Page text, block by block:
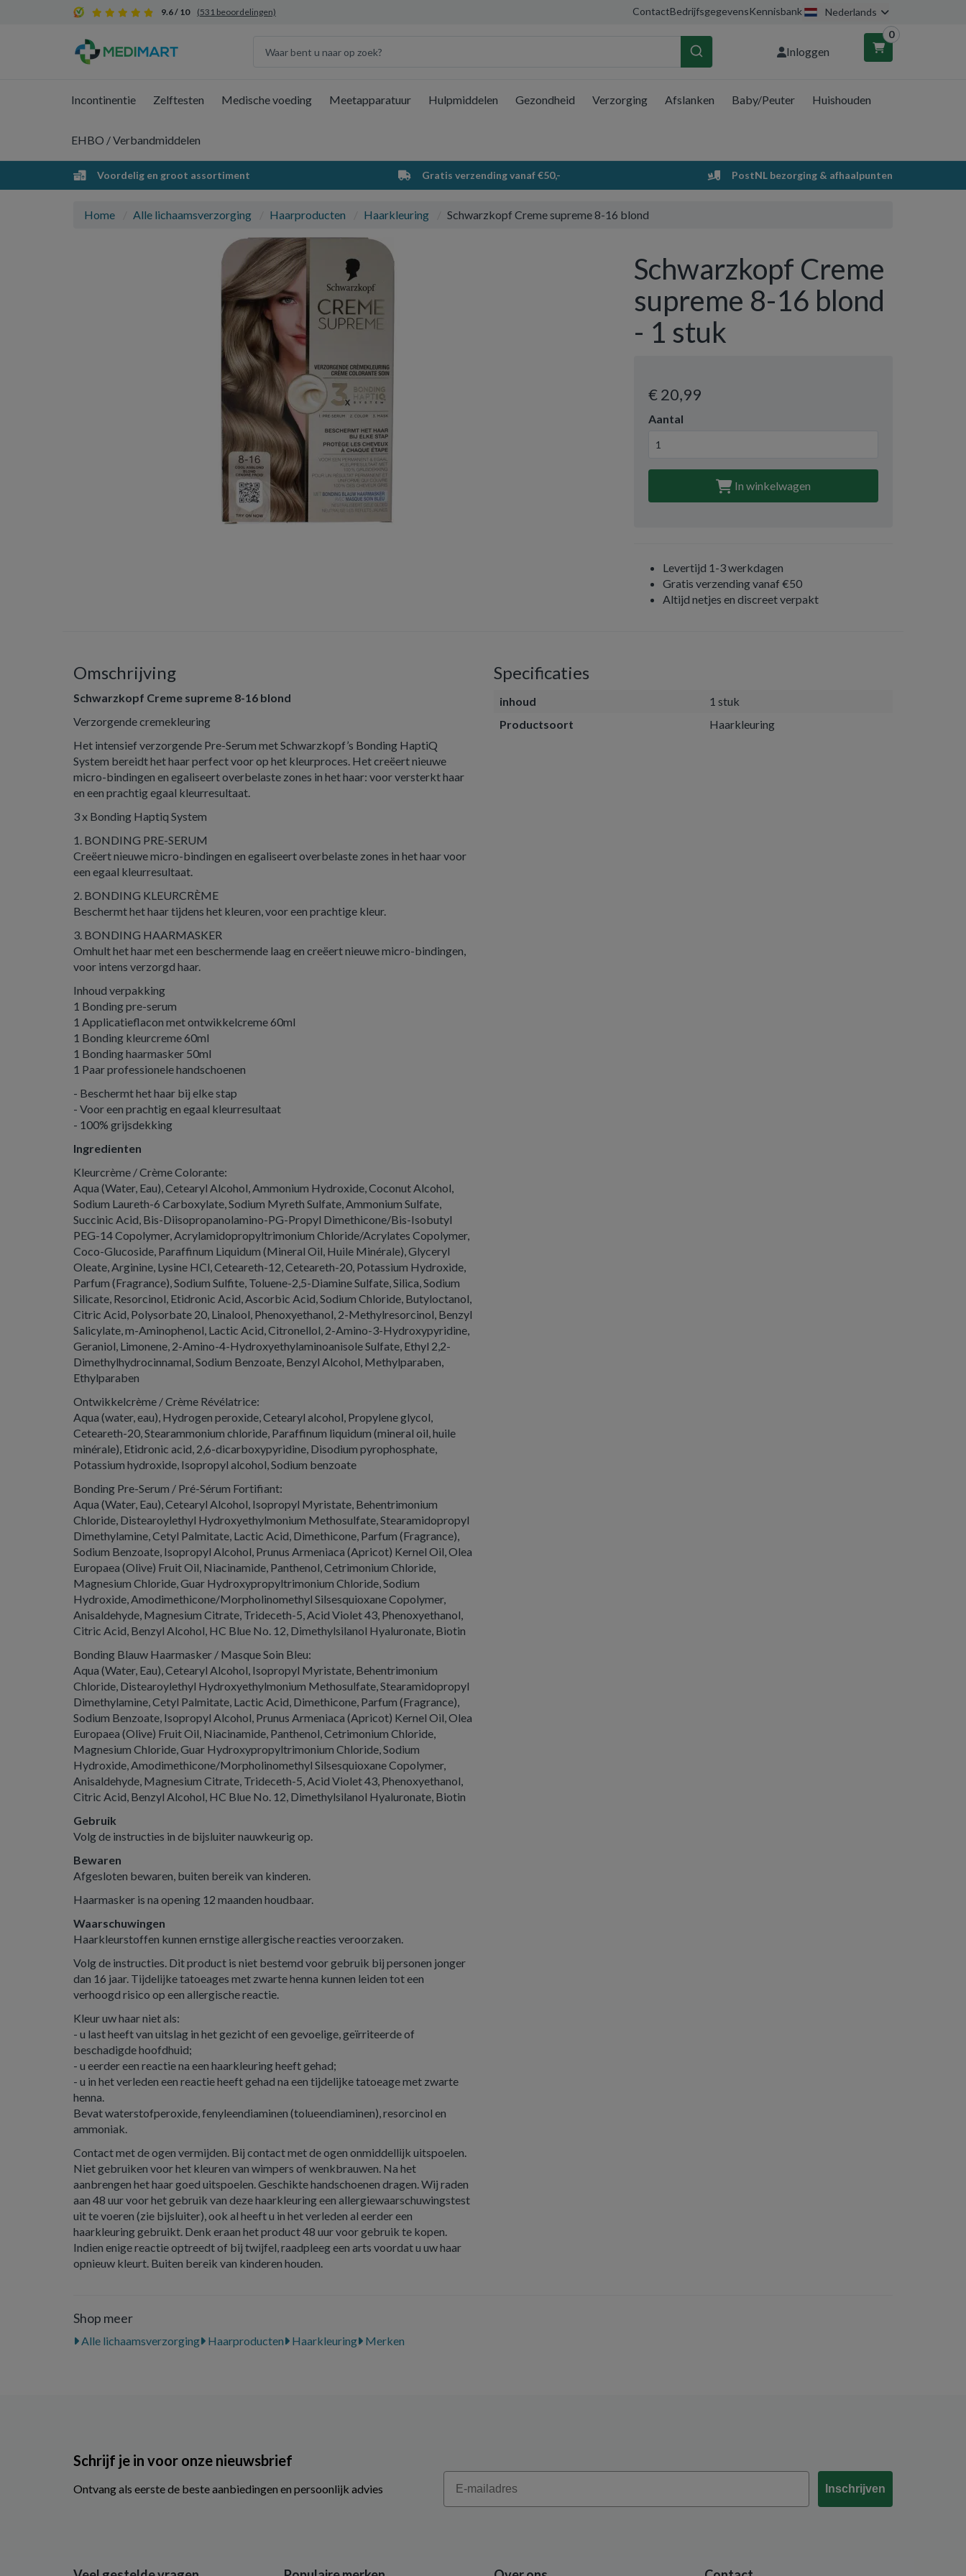
9.6 / 10 (531 beoordelingen) ContactBedrijfsgegevensKennisbank Nederlands
Inloggen
0
Winkelwagen
Uw winkelwagen is leeg.
Vul hem met producten.
Incontinentie Zelftesten Medische voeding Meetapparatuur Hulpmiddelen Gezondheid Verzorging Afslanken Baby/Peuter Huishouden
EHBO / Verbandmiddelen
Voordelig en groot assortiment Gratis verzending vanaf €50,- PostNL bezorging & afhaalpunten
Home Alle lichaamsverzorging Haarproducten Haarkleuring Schwarzkopf Creme supreme 8-16 blond
Schwarzkopf Creme
supreme 8-16 blond
- 1 stuk
€ 20,99
Aantal
In winkelwagen
Levertijd 1-3 werkdagen
Gratis verzending vanaf €50
Altijd netjes en discreet verpakt
Omschrijving
Schwarzkopf Creme supreme 8-16 blond
Verzorgende cremekleuring
Het intensief verzorgende Pre-Serum met Schwarzkopf’s Bonding HaptiQ
System bereidt het haar perfect voor op het kleurproces. Het creëert nieuwe
micro-bindingen en egaliseert overbelaste zones in het haar: voor versterkt haar
en een prachtig egaal kleurresultaat.
3 x Bonding Haptiq System
1. BONDING PRE-SERUM
Creëert nieuwe micro-bindingen en egaliseert overbelaste zones in het haar voor
een egaal kleurresultaat.
2. BONDING KLEURCRÈME
Beschermt het haar tijdens het kleuren, voor een prachtige kleur.
3. BONDING HAARMASKER
Omhult het haar met een beschermende laag en creëert nieuwe micro-bindingen,
voor intens verzorgd haar.
Inhoud verpakking
1 Bonding pre-serum
1 Applicatieflacon met ontwikkelcreme 60ml
1 Bonding kleurcreme 60ml
1 Bonding haarmasker 50ml
1 Paar professionele handschoenen
- Beschermt het haar bij elke stap
- Voor een prachtig en egaal kleurresultaat
- 100% grijsdekking
Ingredienten
Kleurcrème / Crème Colorante:
Aqua (Water, Eau), Cetearyl Alcohol, Ammonium Hydroxide, Coconut Alcohol,
Sodium Laureth-6 Carboxylate, Sodium Myreth Sulfate, Ammonium Sulfate,
Succinic Acid, Bis-Diisopropanolamino-PG-Propyl Dimethicone/Bis-Isobutyl
PEG-14 Copolymer, Acrylamidopropyltrimonium Chloride/Acrylates Copolymer,
Coco-Glucoside, Paraffinum Liquidum (Mineral Oil, Huile Minérale), Glyceryl
Oleate, Arginine, Lysine HCl, Ceteareth-12, Ceteareth-20, Potassium Hydroxide,
Parfum (Fragrance), Sodium Sulfite, Toluene-2,5-Diamine Sulfate, Silica, Sodium
Silicate, Resorcinol, Etidronic Acid, Ascorbic Acid, Sodium Chloride, Butyloctanol,
Citric Acid, Polysorbate 20, Linalool, Phenoxyethanol, 2-Methylresorcinol, Benzyl
Salicylate, m-Aminophenol, Lactic Acid, Citronellol, 2-Amino-3-Hydroxypyridine,
Geraniol, Limonene, 2-Amino-4-Hydroxyethylaminoanisole Sulfate, Ethyl 2,2-
Dimethylhydrocinnamal, Sodium Benzoate, Benzyl Alcohol, Methylparaben,
Ethylparaben
Ontwikkelcrème / Crème Révélatrice:
Aqua (water, eau), Hydrogen peroxide, Cetearyl alcohol, Propylene glycol,
Ceteareth-20, Stearammonium chloride, Paraffinum liquidum (mineral oil, huile
minérale), Etidronic acid, 2,6-dicarboxypyridine, Disodium pyrophosphate,
Potassium hydroxide, Isopropyl alcohol, Sodium benzoate
Bonding Pre-Serum / Pré-Sérum Fortifiant:
Aqua (Water, Eau), Cetearyl Alcohol, Isopropyl Myristate, Behentrimonium
Chloride, Distearoylethyl Hydroxyethylmonium Methosulfate, Stearamidopropyl
Dimethylamine, Cetyl Palmitate, Lactic Acid, Dimethicone, Parfum (Fragrance),
Sodium Benzoate, Isopropyl Alcohol, Prunus Armeniaca (Apricot) Kernel Oil, Olea
Europaea (Olive) Fruit Oil, Niacinamide, Panthenol, Cetrimonium Chloride,
Magnesium Chloride, Guar Hydroxypropyltrimonium Chloride, Sodium
Hydroxide, Amodimethicone/Morpholinomethyl Silsesquioxane Copolymer,
Anisaldehyde, Magnesium Citrate, Trideceth-5, Acid Violet 43, Phenoxyethanol,
Citric Acid, Benzyl Alcohol, HC Blue No. 12, Dimethylsilanol Hyaluronate, Biotin
Bonding Blauw Haarmasker / Masque Soin Bleu:
Aqua (Water, Eau), Cetearyl Alcohol, Isopropyl Myristate, Behentrimonium
Chloride, Distearoylethyl Hydroxyethylmonium Methosulfate, Stearamidopropyl
Dimethylamine, Cetyl Palmitate, Lactic Acid, Dimethicone, Parfum (Fragrance),
Sodium Benzoate, Isopropyl Alcohol, Prunus Armeniaca (Apricot) Kernel Oil, Olea
Europaea (Olive) Fruit Oil, Niacinamide, Panthenol, Cetrimonium Chloride,
Magnesium Chloride, Guar Hydroxypropyltrimonium Chloride, Sodium
Hydroxide, Amodimethicone/Morpholinomethyl Silsesquioxane Copolymer,
Anisaldehyde, Magnesium Citrate, Trideceth-5, Acid Violet 43, Phenoxyethanol,
Citric Acid, Benzyl Alcohol, HC Blue No. 12, Dimethylsilanol Hyaluronate, Biotin
Gebruik
Volg de instructies in de bijsluiter nauwkeurig op.
Bewaren
Afgesloten bewaren, buiten bereik van kinderen.
Haarmasker is na opening 12 maanden houdbaar.
Waarschuwingen
Haarkleurstoffen kunnen ernstige allergische reacties veroorzaken.
Volg de instructies. Dit product is niet bestemd voor gebruik bij personen jonger
dan 16 jaar. Tijdelijke tatoeages met zwarte henna kunnen leiden tot een
verhoogd risico op een allergische reactie.
Kleur uw haar niet als:
- u last heeft van uitslag in het gezicht of een gevoelige, geïrriteerde of
beschadigde hoofdhuid;
- u eerder een reactie na een haarkleuring heeft gehad;
- u in het verleden een reactie heeft gehad na een tijdelijke tatoeage met zwarte
henna.
Bevat waterstofperoxide, fenyleendiaminen (tolueendiaminen), resorcinol en
ammoniak.
Contact met de ogen vermijden. Bij contact met de ogen onmiddellijk uitspoelen.
Niet gebruiken voor het kleuren van wimpers of wenkbrauwen. Na het
aanbrengen het haar goed uitspoelen. Geschikte handschoenen dragen. Wij raden
aan 48 uur voor het gebruik van deze haarkleuring een allergiewaarschuwingstest
uit te voeren (zie bijsluiter), ook al heeft u in het verleden al eerder een
haarkleuring gebruikt. Denk eraan het product 48 uur voor gebruik te kopen.
Indien enige reactie optreedt of bij twijfel, raadpleeg een arts voordat u uw haar
opnieuw kleurt. Buiten bereik van kinderen houden.
Specificaties
inhoud
1 stuk
Productsoort
Haarkleuring
Shop meer
Alle lichaamsverzorging Haarproducten Haarkleuring Merken
Schrijf je in voor onze nieuwsbrief
Ontvang als eerste de beste aanbiedingen en persoonlijk advies
Email
Inschrijven